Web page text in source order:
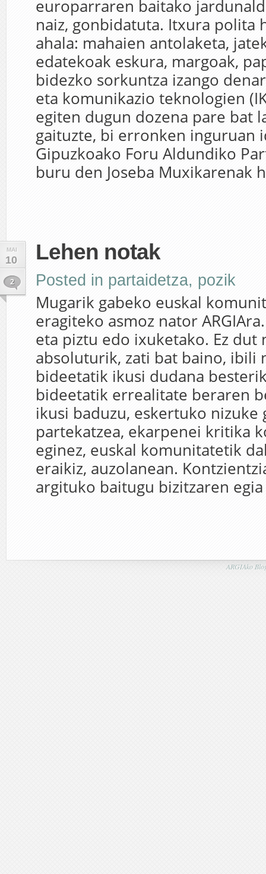
europarraren baitako
naiz, gonbidatuta. Itxura polita
ahala: mahaien antolaketa,
edatekoak eskura, margoak,
bidezko sorkuntza izango
eta komunikazio teknologien
egiten dugun dozena pare bat
gaituzte, bi erronken inguruan
Gipuzkoako Foru Aldundiko
buru den Joseba Muxikarenak
MAI
10
2
Lehen notak
Posted in partaidetza, pozik
Mugarik gabeko euskal
eragiteko asmoz nator
eta piztu edo ixuketako. Ez dut
absoluturik, zati bat baino, ibili
bideetatik ikusi dudana
bideetatik errealitate beraren
ikusi baduzu, eskertuko
partekatzea, ekarpenei kritika
eginez, euskal komunitatetik
eraikiz, auzolanean.
argituko baitugu bizitzaren
ARGIAko